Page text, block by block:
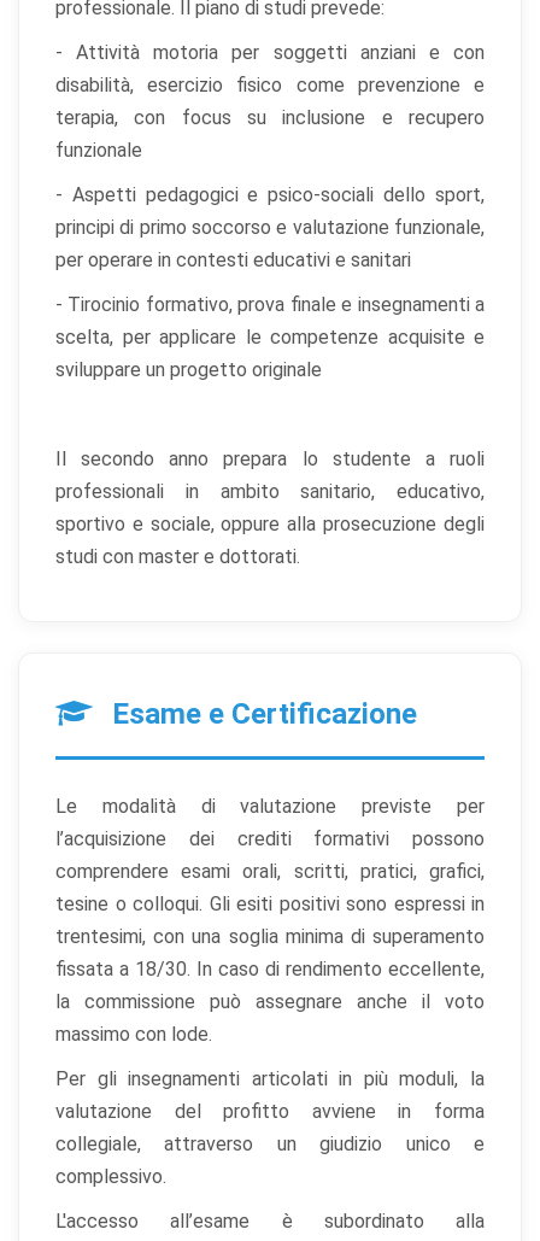
professionale. Il piano di studi prevede:
- Attività motoria per soggetti anziani e con
disabilità, esercizio fisico come prevenzione e
terapia, con focus su inclusione e recupero
funzionale
- Aspetti pedagogici e psico-sociali dello sport,
principi di primo soccorso e valutazione funzionale,
per operare in contesti educativi e sanitari
- Tirocinio formativo, prova finale e insegnamenti a
scelta, per applicare le competenze acquisite e
sviluppare un progetto originale
Il secondo anno prepara lo studente a ruoli
professionali in ambito sanitario, educativo,
sportivo e sociale, oppure alla prosecuzione degli
studi con master e dottorati.
Esame e Certificazione
Le modalità di valutazione previste per
l’acquisizione dei crediti formativi possono
comprendere esami orali, scritti, pratici, grafici,
tesine o colloqui. Gli esiti positivi sono espressi in
trentesimi, con una soglia minima di superamento
fissata a 18/30. In caso di rendimento eccellente,
la commissione può assegnare anche il voto
massimo con lode.
Per gli insegnamenti articolati in più moduli, la
valutazione del profitto avviene in forma
collegiale, attraverso un giudizio unico e
complessivo.
L'accesso all’esame è subordinato alla
non può funzionare correttamente.
Cookie di preferenze
l'aspetto o il comportamento (es. lingua, layout).
Cookie statistici
sito tramite dati raccolti in forma anonima o aggregata.
Cookie di marketing
Utilizzati da terze parti per tracciare l'utente attraverso
siti web allo scopo di mostrare annunci pertinenti.
Rifiuta tutti
preferenze
tutti